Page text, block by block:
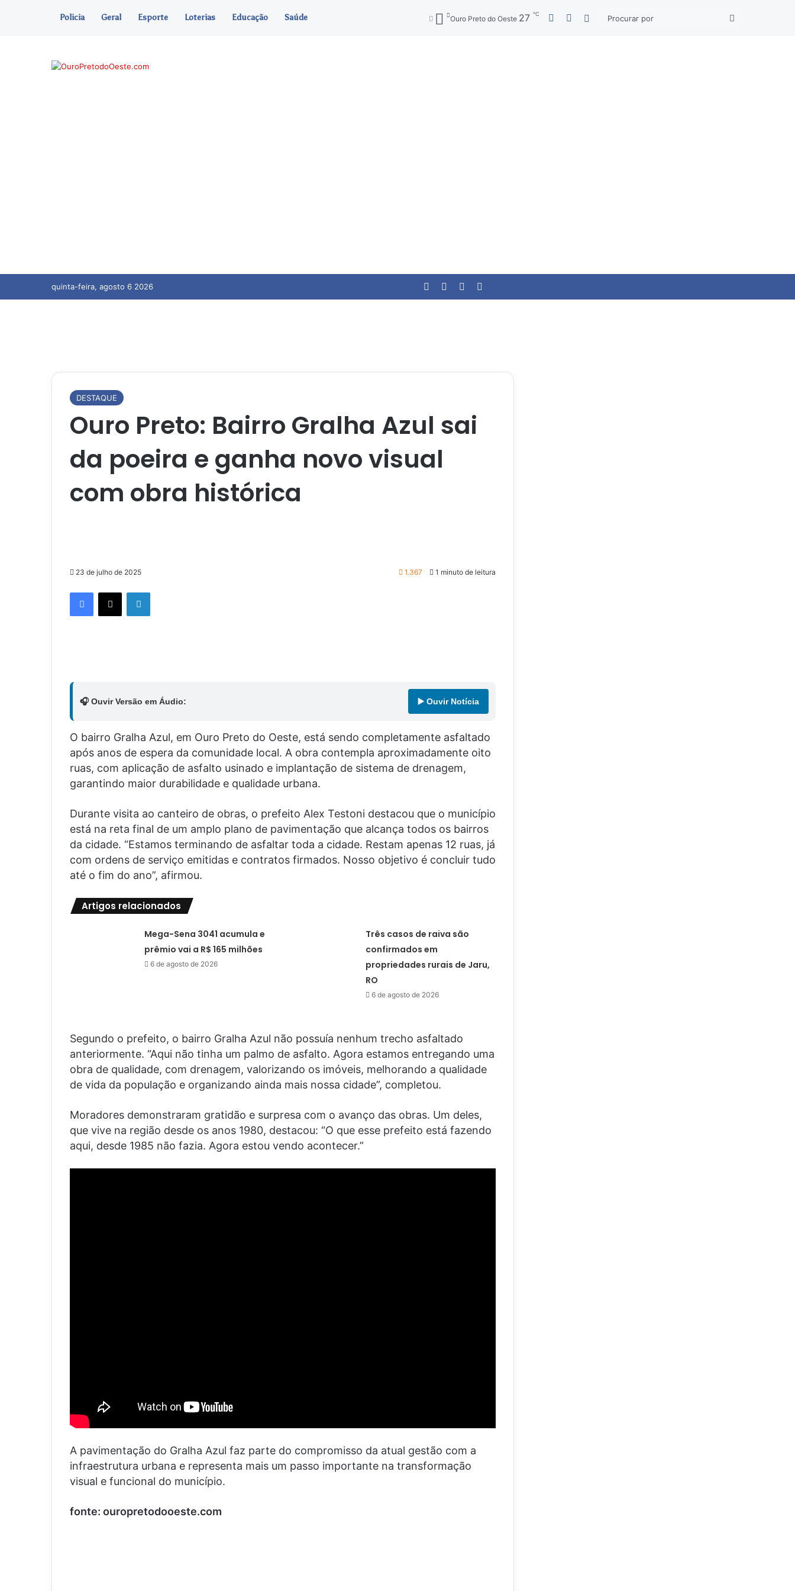
Policia Geral Esporte Loterias Educação Saúde Ouro Preto do Oeste 27 ℃ FacebookYouTube
Entrar
Procurar
quinta-feira, agosto 6 2026 FacebookYouTube
Entrar
DESTAQUE
Ouro Preto: Bairro Gralha Azul sai
da poeira e ganha novo visual
com obra histórica
23 de julho de 2025 1.367 1 minuto de leitura
Facebook
X Linkedin
🎧 Ouvir Versão em Áudio: ▶️ Ouvir Notícia
O bairro Gralha Azul, em Ouro Preto do Oeste, está sendo completamente asfaltado
após anos de espera da comunidade local. A obra contempla aproximadamente oito
ruas, com aplicação de asfalto usinado e implantação de sistema de drenagem,
garantindo maior durabilidade e qualidade urbana.
Durante visita ao canteiro de obras, o prefeito Alex Testoni destacou que o município
está na reta final de um amplo plano de pavimentação que alcança todos os bairros
da cidade. “Estamos terminando de asfaltar toda a cidade. Restam apenas 12 ruas, já
com ordens de serviço emitidas e contratos firmados. Nosso objetivo é concluir tudo
até o fim do ano”, afirmou.
Artigos relacionados
Mega-Sena 3041 acumula e
prêmio vai a R$ 165 milhões
6 de agosto de 2026
Três casos de raiva são
confirmados em
propriedades rurais de Jaru,
RO
6 de agosto de 2026
Segundo o prefeito, o bairro Gralha Azul não possuía nenhum trecho asfaltado
anteriormente. “Aqui não tinha um palmo de asfalto. Agora estamos entregando uma
obra de qualidade, com drenagem, valorizando os imóveis, melhorando a qualidade
de vida da população e organizando ainda mais nossa cidade”, completou.
Moradores demonstraram gratidão e surpresa com o avanço das obras. Um deles,
que vive na região desde os anos 1980, destacou: “O que esse prefeito está fazendo
aqui, desde 1985 não fazia. Agora estou vendo acontecer.”
A pavimentação do Gralha Azul faz parte do compromisso da atual gestão com a
infraestrutura urbana e representa mais um passo importante na transformação
visual e funcional do município.
fonte: ouropretodooeste.com